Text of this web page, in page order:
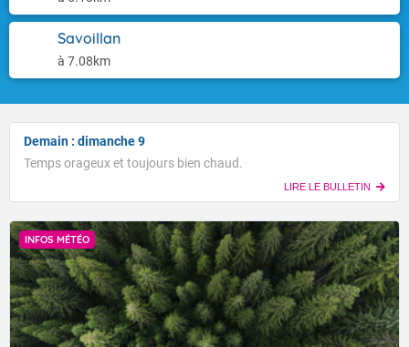
Savoillan
à 7.08km
Demain : dimanche 9
Temps orageux et toujours bien chaud.
LIRE LE BULLETIN
INFOS MÉTÉO